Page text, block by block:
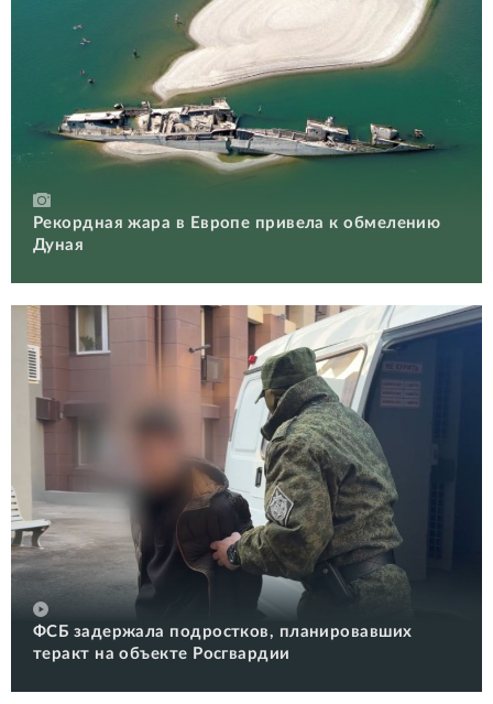
Рекордная жара в Европе привела к обмелению
Дуная
ФСБ задержала подростков, планировавших
теракт на объекте Росгвардии